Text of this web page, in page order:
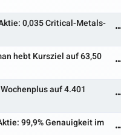
0,035 Critical-Metals-
hebt Kursziel auf 63,50
auf 4.401
99,9% Genauigkeit im